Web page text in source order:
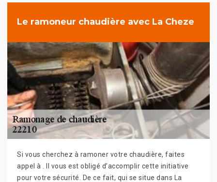
Le ramoneur chaudière avec La Cheze
Si vous cherchez à ramoner votre chaudière, faites
appel à . Il vous est obligé d’accomplir cette initiative
pour votre sécurité. De ce fait, qui se situe dans La